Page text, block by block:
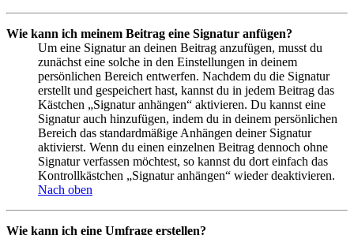
Wie kann ich meinem Beitrag eine Signatur anfügen?
Um eine Signatur an deinen Beitrag anzufügen, musst du
zunächst eine solche in den Einstellungen in deinem
persönlichen Bereich entwerfen. Nachdem du die Signatur
erstellt und gespeichert hast, kannst du in jedem Beitrag das
Kästchen „Signatur anhängen“ aktivieren. Du kannst eine
Signatur auch hinzufügen, indem du in deinem persönlichen
Bereich das standardmäßige Anhängen deiner Signatur
aktivierst. Wenn du einen einzelnen Beitrag dennoch ohne
Signatur verfassen möchtest, so kannst du dort einfach das
Kontrollkästchen „Signatur anhängen“ wieder deaktivieren.
Nach oben
Wie kann ich eine Umfrage erstellen?